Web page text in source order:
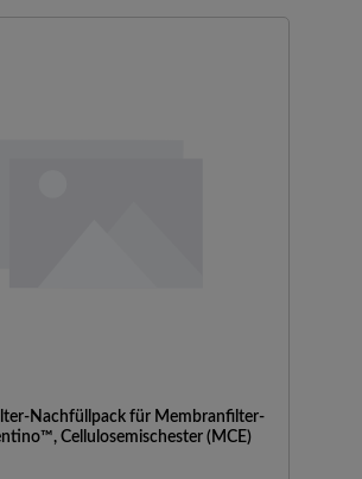
Nachfüllpack für Membranfilter-
Cellulosemischester (MCE)